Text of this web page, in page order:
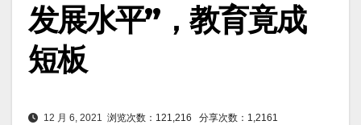
发展水平”，教育竟成
短板
12 月 6, 2021 浏览次数：121,216 分享次数：1,2161